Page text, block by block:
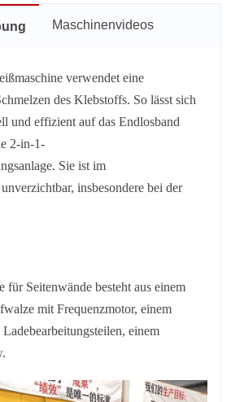
Maschinenvideos
verwendet eine
des Klebstoffs. So lässt sich
und effizient auf das Endlosband
2-in-1-
Sie ist im
insbesondere bei der
für Seitenwände besteht aus einem
mit Frequenzmotor, einem
einem